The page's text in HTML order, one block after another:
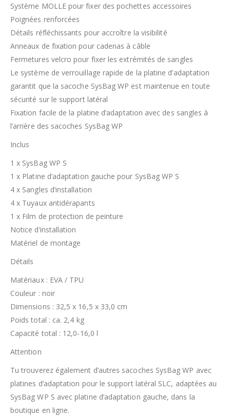
Système MOLLE pour fixer des pochettes accessoires
Poignées renforcées
Détails réfléchissants pour accroître la visibilité
Anneaux de fixation pour cadenas à câble
Fermetures velcro pour fixer les extrémités de sangles
Le système de verrouillage rapide de la platine d’adaptation
garantit que la sacoche SysBag WP est maintenue en toute
sécurité sur le support latéral
Fixation facile de la platine d’adaptation avec des sangles à
l’arrière des sacoches SysBag WP
Inclus
1 x SysBag WP S
1 x Platine d’adaptation gauche pour SysBag WP S
4 x Sangles d’installation
4 x Tuyaux antidérapants
1 x Film de protection de peinture
Notice d’installation
Matériel de montage
Détails
Matériaux : EVA / TPU
Couleur : noir
Dimensions : 32,5 x 16,5 x 33,0 cm
Poids total : ca. 2,4 kg
Capacité total : 12,0-16,0 l
Attention
Tu trouverez également d’autres sacoches SysBag WP avec
platines d’adaptation pour le support latéral SLC, adaptées au
SysBag WP S avec platine d’adaptation gauche, dans la
boutique en ligne.